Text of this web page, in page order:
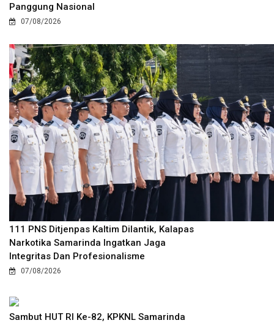
Panggung Nasional
07/08/2026
111 PNS Ditjenpas Kaltim Dilantik, Kalapas
Narkotika Samarinda Ingatkan Jaga
Integritas Dan Profesionalisme
07/08/2026
Sambut HUT RI Ke-82, KPKNL Samarinda